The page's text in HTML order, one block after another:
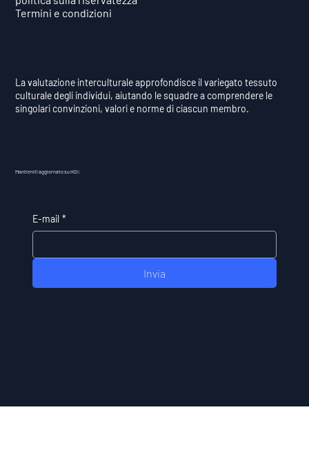
Termini e condizioni
La valutazione interculturale approfondisce il variegato tessuto
culturale degli individui, aiutando le squadre a comprendere le
singolari convinzioni, valori e norme di ciascun membro.
Mantieniti aggiornato su HDI:
E-mail *
Invia